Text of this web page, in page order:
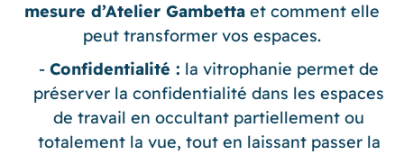
mesure d’Atelier Gambetta et comment elle
peut transformer vos espaces.
Confidentialité : la vitrophanie permet de
préserver la confidentialité dans les espaces
de travail en occultant partiellement ou
totalement la vue, tout en laissant passer la